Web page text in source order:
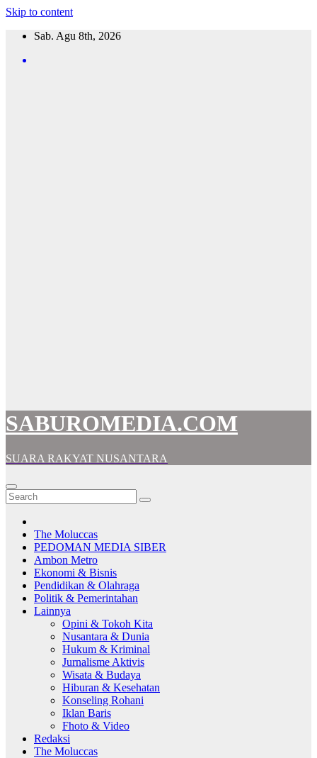
Skip to content
Sab. Agu 8th, 2026
SABUROMEDIA.COM
SUARA RAKYAT NUSANTARA
The Moluccas
PEDOMAN MEDIA SIBER
Ambon Metro
Ekonomi & Bisnis
Pendidikan & Olahraga
Politik & Pemerintahan
Lainnya
Opini & Tokoh Kita
Nusantara & Dunia
Hukum & Kriminal
Jurnalisme Aktivis
Wisata & Budaya
Hiburan & Kesehatan
Konseling Rohani
Iklan Baris
Fhoto & Video
Redaksi
The Moluccas